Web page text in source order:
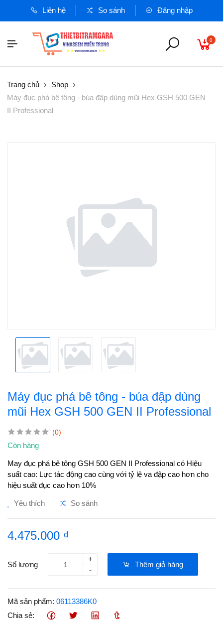
Liên hệ So sánh Đăng nhập
0
Trang chủ
Shop
Máy đục phá bê tông - búa đập dùng mũi Hex GSH 500 GEN
II Professional
Máy đục phá bê tông - búa đập dùng
mũi Hex GSH 500 GEN II Professional
(0)
Còn hàng
May đục phá bê tông GSH 500 GEN II Professional có Hiệu
suất cao: Lực tác động cao cùng với tỷ lệ va đập cao hơn cho
hiệu suất đục cao hơn 10%
Yêu thích So sánh
4.475.000 ₫
Số lượng
+
-
Thêm giỏ hàng
Mã sản phẩm: 06113386K0
Chia sẻ: